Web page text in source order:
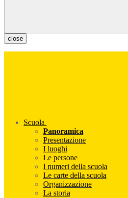
close
Scuola
Panoramica
Presentazione
I luoghi
Le persone
I numeri della scuola
Le carte della scuola
Organizzazione
La storia